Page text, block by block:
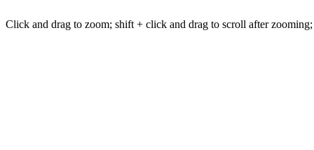
Click and drag to zoom; shift + click and drag to scroll after